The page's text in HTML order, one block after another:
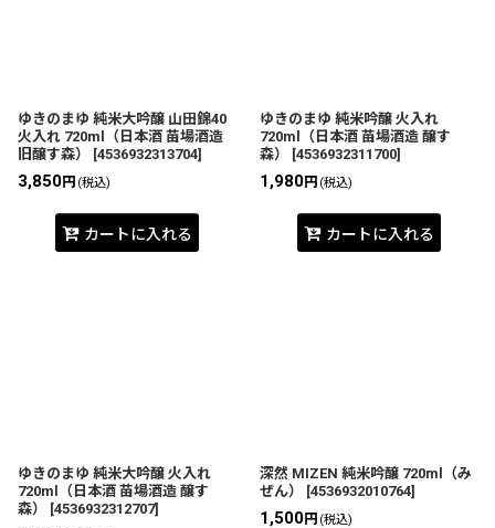
ゆきのまゆ 純米大吟醸 山田錦40
火入れ 720ml（日本酒 苗場酒造
旧醸す森）
[4536932313704]
3,850円 (税込)
カートに入れる
ゆきのまゆ 純米吟醸 火入れ
720ml（日本酒 苗場酒造 醸す
森）
[4536932311700]
1,980円 (税込)
カートに入れる
ゆきのまゆ 純米大吟醸 火入れ
720ml（日本酒 苗場酒造 醸す
森）
[4536932312707]
深然 MIZEN 純米吟醸 720ml（み
ぜん）
[4536932010764]
1,500円 (税込)